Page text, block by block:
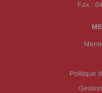
Fax :
Politique